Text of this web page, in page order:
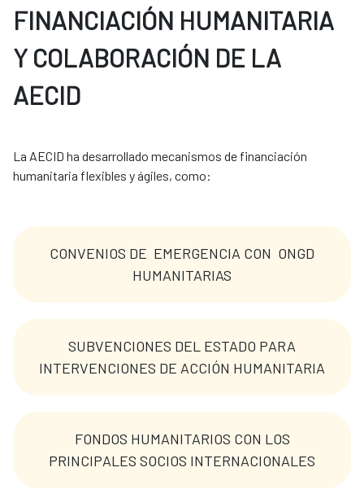
FINANCIACIÓN HUMANITARIA
Y COLABORACIÓN DE LA
AECID
La AECID ha desarrollado mecanismos de financiación
humanitaria flexibles y ágiles, como:
CONVENIOS DE EMERGENCIA CON ONGD
HUMANITARIAS
SUBVENCIONES DEL ESTADO PARA
INTERVENCIONES DE ACCIÓN HUMANITARIA
FONDOS HUMANITARIOS CON LOS
PRINCIPALES SOCIOS INTERNACIONALES